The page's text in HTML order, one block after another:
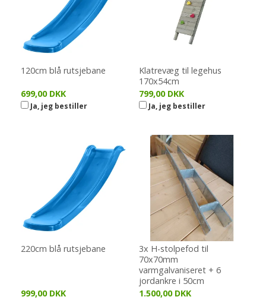
120cm blå rutsjebane
699,00 DKK
Ja, jeg bestiller
Klatrevæg til legehus
170x54cm
799,00 DKK
Ja, jeg bestiller
220cm blå rutsjebane
999,00 DKK
3x H-stolpefod til
70x70mm
varmgalvaniseret + 6
jordankre i 50cm
1.500,00 DKK